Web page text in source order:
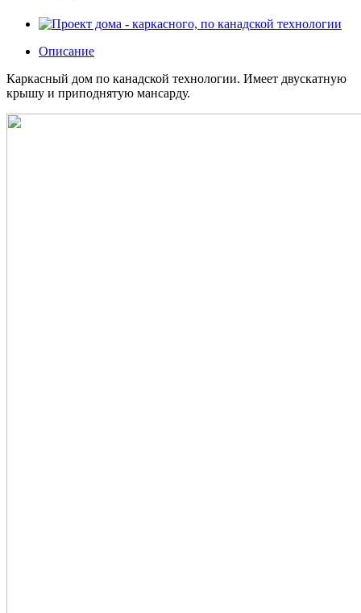
Описание
Каркасный дом по канадской технологии. Имеет двускатную
крышу и приподнятую мансарду.